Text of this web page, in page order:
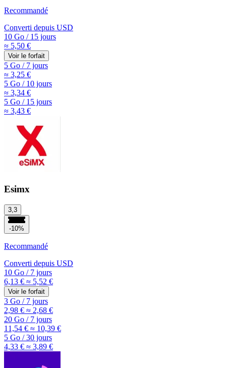
Recommandé
Converti depuis USD
10 Go /15 jours
≈ 5,50 €
Voir le forfait
5 Go /7 jours
≈ 3,25 €
5 Go /10 jours
≈ 3,34 €
5 Go /15 jours
≈ 3,43 €
Esimx
3,3
-10%
Recommandé
Converti depuis USD
10 Go /7 jours
6,13 € ≈ 5,52 €
Voir le forfait
3 Go /7 jours
2,98 € ≈ 2,68 €
20 Go /7 jours
11,54 € ≈ 10,39 €
5 Go /30 jours
4,33 € ≈ 3,89 €